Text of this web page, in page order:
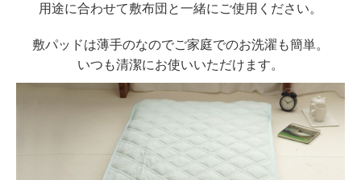
用途に合わせて敷布団と一緒にご使用ください。
敷パッドは薄手のなのでご家庭でのお洗濯も簡単。
いつも清潔にお使いいただけます。